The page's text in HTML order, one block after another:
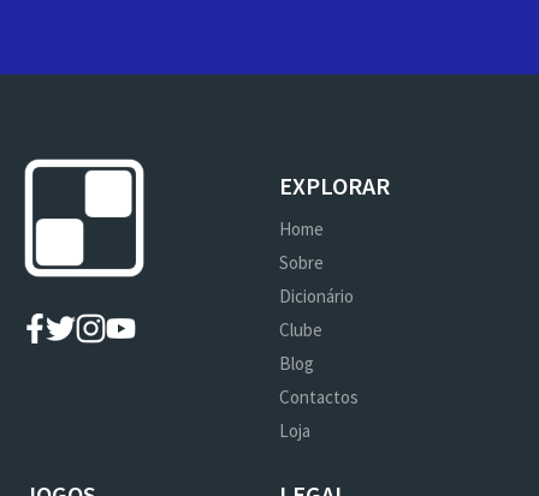
EXPLORAR
Home
Sobre
Dicionário
Clube
Blog
Contactos
Loja